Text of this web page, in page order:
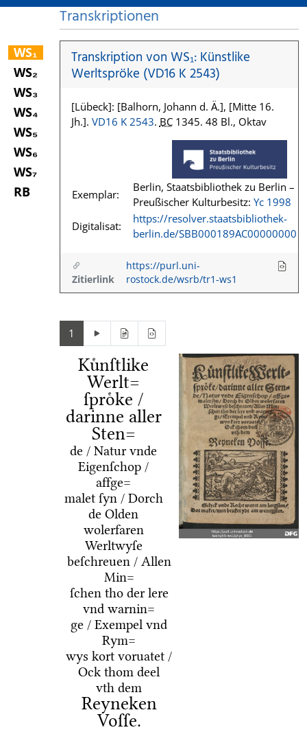
WS₁
WS₂
WS₃
WS₄
WS₅
WS₆
WS₇
RB
Transkriptionen
Transkription von WS₁: Künstlike
Werltspröke (VD16 K 2543)
[Lübeck]: [Balhorn, Johann d. Ä.], [Mitte 16.
Jh.]. VD16 K 2543. BC1345. 48 Bl., Oktav
Exemplar:
Berlin, Staatsbibliothek zu Berlin –
Preußischer Kulturbesitz: Yc 1998
Digitalisat:
https://resolver.staatsbibliothek-
berlin.de/SBB000189AC00000000
Zitierlink
https://purl.uni-
rostock.de/wsrb/tr1-ws1
1
Kuͤnſtlike
Werlt=
ſproͤke /
darinne aller
Sten=
de / Natur vnde
Eigenſchop /
affge=
malet ſyn / Dorch
de Olden
wolerfaren
Werltwyſe
beſchreuen / Allen
Min=
ſchen tho der lere
vnd warnin=
ge / Exempel vnd
Rym=
wys kort voruatet /
Ock thom deel
vth dem
Reyneken
Voſſe.